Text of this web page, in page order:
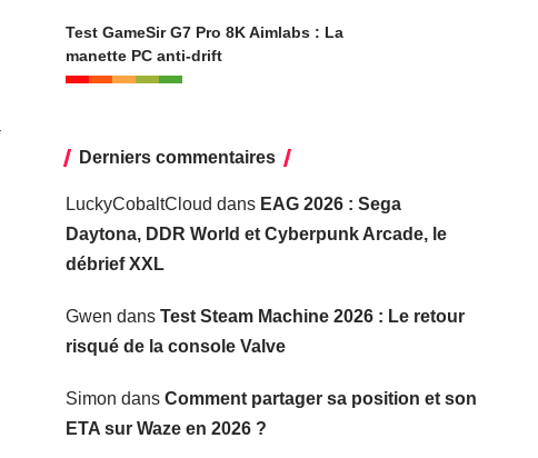
Test GameSir G7 Pro 8K Aimlabs : La
manette PC anti-drift
Derniers commentaires
LuckyCobaltCloud dans EAG 2026 : Sega
Daytona, DDR World et Cyberpunk Arcade, le
débrief XXL
Gwen dans Test Steam Machine 2026 : Le retour
risqué de la console Valve
Simon dans Comment partager sa position et son
ETA sur Waze en 2026 ?